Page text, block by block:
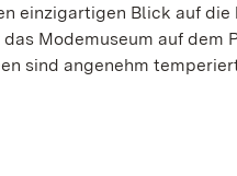
einzigartigen Blick auf die
Modemuseum auf dem
sind angenehm